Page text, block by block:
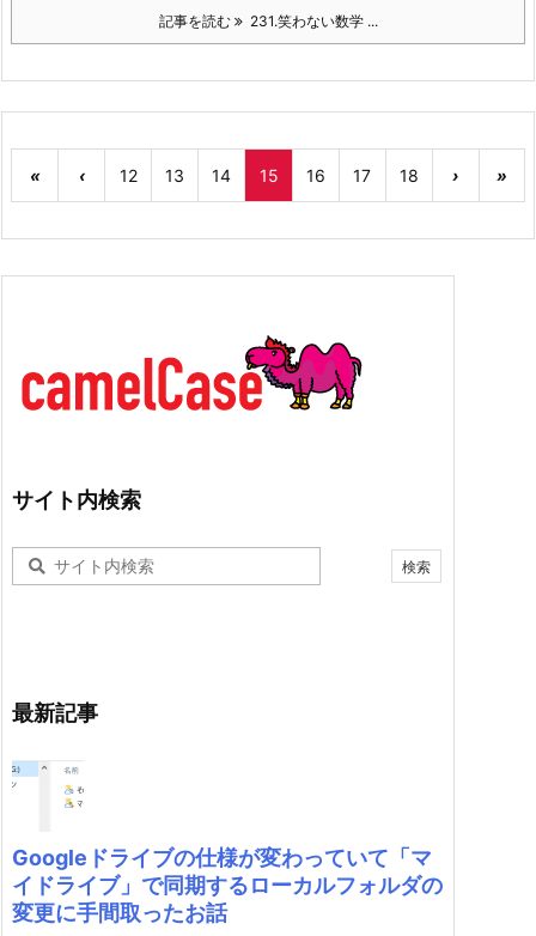
記事を読む 231.笑わない数学 ...
« ‹ 12 13 14 15 16 17 18 › »
サイト内検索
最新記事
Googleドライブの仕様が変わっていて「マ
イドライブ」で同期するローカルフォルダの
変更に手間取ったお話